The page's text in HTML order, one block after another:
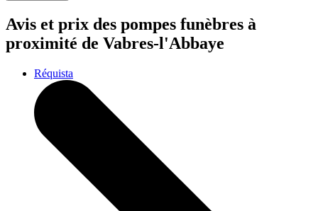
Avis et prix des pompes funèbres à
proximité de Vabres-l'Abbaye
Réquista